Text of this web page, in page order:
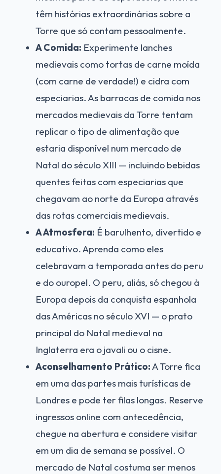
têm histórias extraordinárias sobre a
Torre que só contam pessoalmente.
A Comida: Experimente lanches
medievais como tortas de carne moída
(com carne de verdade!) e cidra com
especiarias. As barracas de comida nos
mercados medievais da Torre tentam
replicar o tipo de alimentação que
estaria disponível num mercado de
Natal do século XIII — incluindo bebidas
quentes feitas com especiarias que
chegavam ao norte da Europa através
das rotas comerciais medievais.
A Atmosfera: É barulhento, divertido e
educativo. Aprenda como eles
celebravam a temporada antes do peru
e do ouropel. O peru, aliás, só chegou à
Europa depois da conquista espanhola
das Américas no século XVI — o prato
principal do Natal medieval na
Inglaterra era o javali ou o cisne.
Aconselhamento Prático:A Torre fica
em uma das partes mais turísticas de
Londres e pode ter filas longas. Reserve
ingressos online com antecedência,
chegue na abertura e considere visitar
em um dia de semana se possível. O
mercado de Natal costuma ser menos